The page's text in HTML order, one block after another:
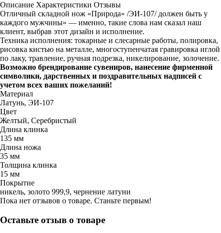
Описание Характеристики Отзывы
Отличный складной нож «Природа» /ЭИ-107/ должен быть у
каждого мужчины» — именно, такие слова нам сказал наш
клиент, выбрав этот дизайн и исполнение.
Техника исполнения: токарные и слесарные работы, полировка,
рисовка кистью на металле, многоступенчатая гравировка иглой
по лаку, травление, ручная подрезка, никелирование, золочение.
Возможно брендирование сувениров, нанесение фирменной
символики, дарственных и поздравительных надписей с
учетом всех ваших пожеланий!
Материал
Латунь, ЭИ-107
Цвет
Желтый, Серебристый
Длина клинка
135 мм
Длина ножа
35 мм
Толщина клинка
15 мм
Покрытие
никель, золото 999,9, чернение латуни
Пока нет отзывов о товаре. Станьте первым!
Оставьте отзыв о товаре